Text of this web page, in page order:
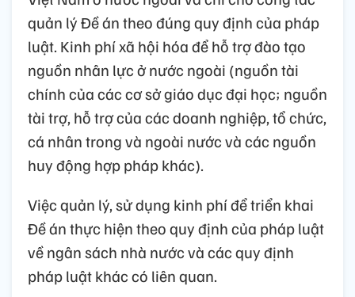
quản lý Đề án theo đúng quy định của pháp
luật. Kinh phí xã hội hóa để hỗ trợ đào tạo
nguồn nhân lực ở nước ngoài (nguồn tài
chính của các cơ sở giáo dục đại học; nguồn
tài trợ, hỗ trợ của các doanh nghiệp, tổ chức,
cá nhân trong và ngoài nước và các nguồn
huy động hợp pháp khác).
Việc quản lý, sử dụng kinh phí để triển khai
Đề án thực hiện theo quy định của pháp luật
về ngân sách nhà nước và các quy định
pháp luật khác có liên quan.